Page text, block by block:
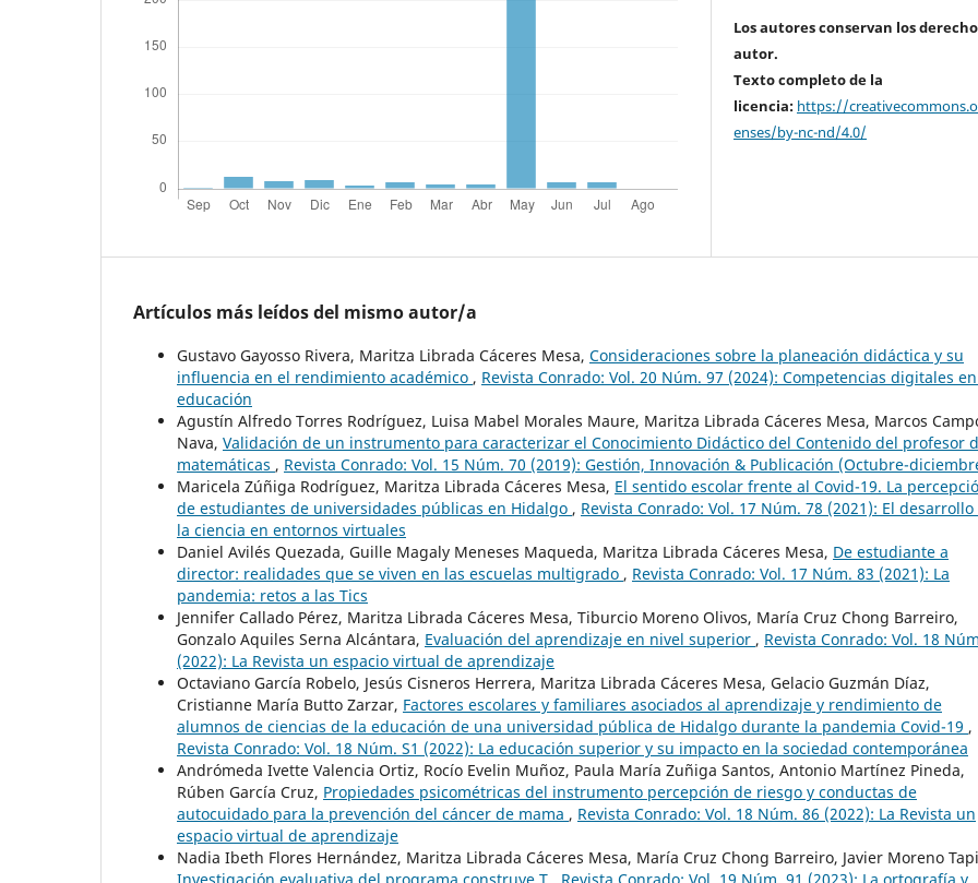
Los autores conservan los
autor.
Texto completo de la
licencia: https://
enses/by-nc-nd/4.0/
Artículos más leídos del mismo autor/a
Gustavo Gayosso Rivera, Maritza Librada Cáceres Mesa, Consideraciones sobre la planeación didáctica y su
influencia en el rendimiento académico , Revista Conrado: Vol. 20 Núm. 97 (2024): Competencias digitales
educación
Agustín Alfredo Torres Rodríguez, Luisa Mabel Morales Maure, Maritza Librada Cáceres Mesa, Marcos
Nava, Validación de un instrumento para caracterizar el Conocimiento Didáctico del Contenido del profesor
matemáticas , Revista Conrado: Vol. 15 Núm. 70 (2019): Gestión, Innovación & Publicación (Octubre-
Maricela Zúñiga Rodríguez, Maritza Librada Cáceres Mesa, El sentido escolar frente al Covid-19. La
de estudiantes de universidades públicas en Hidalgo , Revista Conrado: Vol. 17 Núm. 78 (2021): El desarrollo
la ciencia en entornos virtuales
Daniel Avilés Quezada, Guille Magaly Meneses Maqueda, Maritza Librada Cáceres Mesa, De estudiante a
director: realidades que se viven en las escuelas multigrado , Revista Conrado: Vol. 17 Núm. 83 (2021): La
pandemia: retos a las Tics
Jennifer Callado Pérez, Maritza Librada Cáceres Mesa, Tiburcio Moreno Olivos, María Cruz Chong Barreiro,
Gonzalo Aquiles Serna Alcántara, Evaluación del aprendizaje en nivel superior , Revista Conrado: Vol. 18
(2022): La Revista un espacio virtual de aprendizaje
Octaviano García Robelo, Jesús Cisneros Herrera, Maritza Librada Cáceres Mesa, Gelacio Guzmán Díaz,
Cristianne María Butto Zarzar, Factores escolares y familiares asociados al aprendizaje y rendimiento de
alumnos de ciencias de la educación de una universidad pública de Hidalgo durante la pandemia Covid-19 ,
Revista Conrado: Vol. 18 Núm. S1 (2022): La educación superior y su impacto en la sociedad contemporánea
Andrómeda Ivette Valencia Ortiz, Rocío Evelin Muñoz, Paula María Zuñiga Santos, Antonio Martínez Pineda,
Rúben García Cruz, Propiedades psicométricas del instrumento percepción de riesgo y conductas de
autocuidado para la prevención del cáncer de mama , Revista Conrado: Vol. 18 Núm. 86 (2022): La Revista un
espacio virtual de aprendizaje
Nadia Ibeth Flores Hernández, Maritza Librada Cáceres Mesa, María Cruz Chong Barreiro, Javier Moreno
Investigación evaluativa del programa construye T
Revista Conrado: Vol. 19 Núm. 91 (2023): La ortografía y